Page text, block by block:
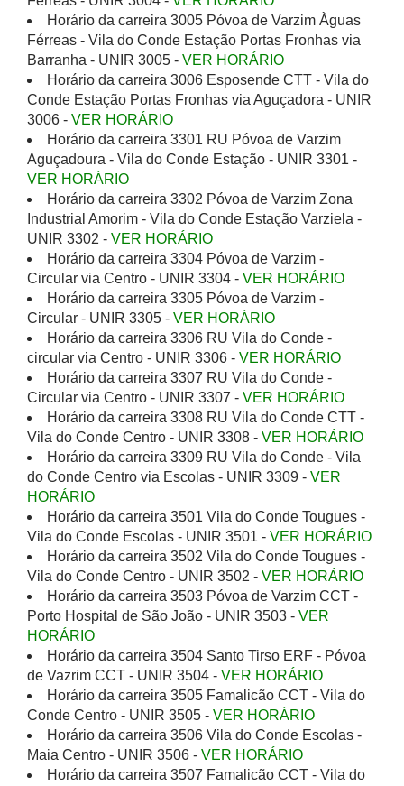
Horário da carreira 3005 Póvoa de Varzim Àguas
Férreas - Vila do Conde Estação Portas Fronhas via
Barranha - UNIR 3005 - VER HORÁRIO
Horário da carreira 3006 Esposende CTT - Vila do
Conde Estação Portas Fronhas via Aguçadora - UNIR
3006 - VER HORÁRIO
Horário da carreira 3301 RU Póvoa de Varzim
Aguçadoura - Vila do Conde Estação - UNIR 3301 -
VER HORÁRIO
Horário da carreira 3302 Póvoa de Varzim Zona
Industrial Amorim - Vila do Conde Estação Varziela -
UNIR 3302 - VER HORÁRIO
Horário da carreira 3304 Póvoa de Varzim -
Circular via Centro - UNIR 3304 - VER HORÁRIO
Horário da carreira 3305 Póvoa de Varzim -
Circular - UNIR 3305 - VER HORÁRIO
Horário da carreira 3306 RU Vila do Conde -
circular via Centro - UNIR 3306 - VER HORÁRIO
Horário da carreira 3307 RU Vila do Conde -
Circular via Centro - UNIR 3307 - VER HORÁRIO
Horário da carreira 3308 RU Vila do Conde CTT -
Vila do Conde Centro - UNIR 3308 - VER HORÁRIO
Horário da carreira 3309 RU Vila do Conde - Vila
do Conde Centro via Escolas - UNIR 3309 - VER
HORÁRIO
Horário da carreira 3501 Vila do Conde Tougues -
Vila do Conde Escolas - UNIR 3501 - VER HORÁRIO
Horário da carreira 3502 Vila do Conde Tougues -
Vila do Conde Centro - UNIR 3502 - VER HORÁRIO
Horário da carreira 3503 Póvoa de Varzim CCT -
Porto Hospital de São João - UNIR 3503 - VER
HORÁRIO
Horário da carreira 3504 Santo Tirso ERF - Póvoa
de Vazrim CCT - UNIR 3504 - VER HORÁRIO
Horário da carreira 3505 Famalicão CCT - Vila do
Conde Centro - UNIR 3505 - VER HORÁRIO
Horário da carreira 3506 Vila do Conde Escolas -
Maia Centro - UNIR 3506 - VER HORÁRIO
Horário da carreira 3507 Famalicão CCT - Vila do